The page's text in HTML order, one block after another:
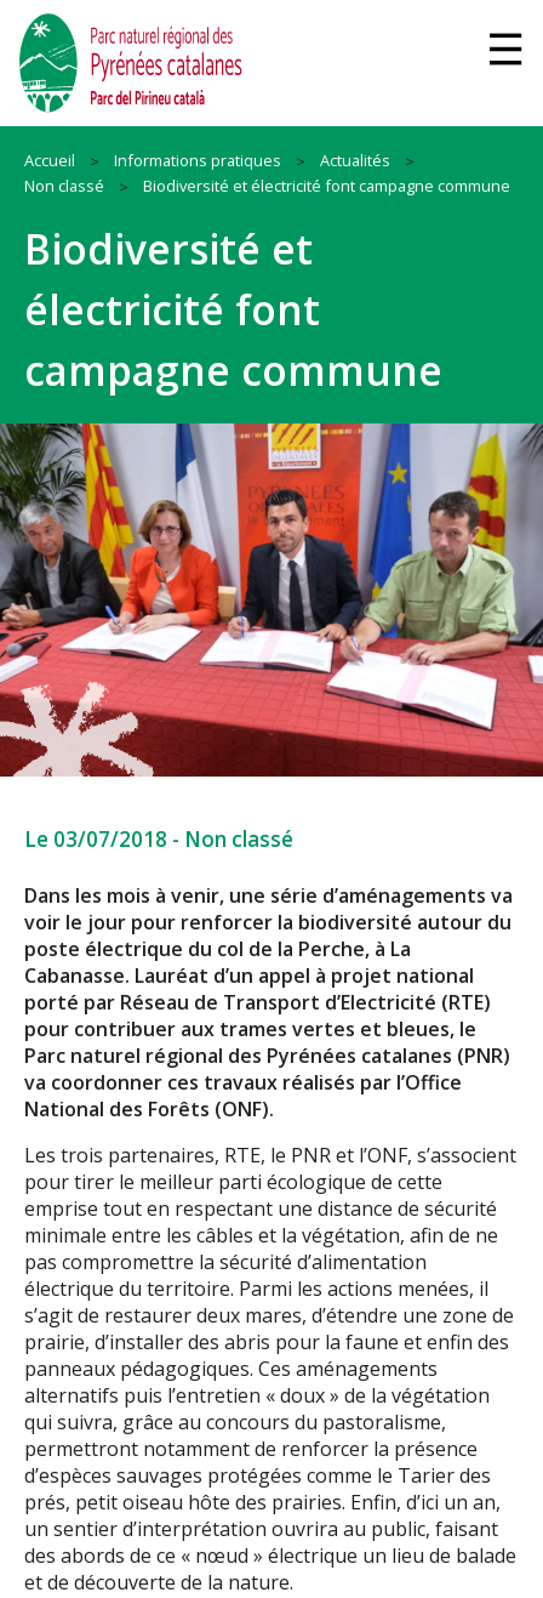
Accueil Informations pratiques
Actualités
Non classé
Biodiversité et électricité font campagne commune
Biodiversité et
électricité font
campagne commune
Le 03/07/2018 - Non classé
Dans les mois à venir, une série d’aménagements va
voir le jour pour renforcer la biodiversité autour du
poste électrique du col de la Perche, à La
Cabanasse. Lauréat d’un appel à projet national
porté par Réseau de Transport d’Electricité (RTE)
pour contribuer aux trames vertes et bleues, le
Parc naturel régional des Pyrénées catalanes (PNR)
va coordonner ces travaux réalisés par l’Office
National des Forêts (ONF).
Les trois partenaires, RTE, le PNR et l’ONF, s’associent
pour tirer le meilleur parti écologique de cette
emprise tout en respectant une distance de sécurité
minimale entre les câbles et la végétation, afin de ne
pas compromettre la sécurité d’alimentation
électrique du territoire. Parmi les actions menées, il
s’agit de restaurer deux mares, d’étendre une zone de
prairie, d’installer des abris pour la faune et enfin des
panneaux pédagogiques. Ces aménagements
alternatifs puis l’entretien « doux » de la végétation
qui suivra, grâce au concours du pastoralisme,
permettront notamment de renforcer la présence
d’espèces sauvages protégées comme le Tarier des
prés, petit oiseau hôte des prairies. Enfin, d’ici un an,
un sentier d’interprétation ouvrira au public, faisant
des abords de ce « nœud » électrique un lieu de balade
et de découverte de la nature.